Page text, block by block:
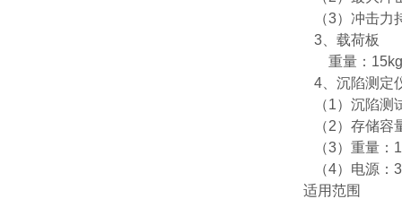
（3）冲击力
3、载荷板
重量：15kg
4、沉陷测定
（1）沉陷测
（2）存储容
（3）重量：
（4）电源：
适用范围